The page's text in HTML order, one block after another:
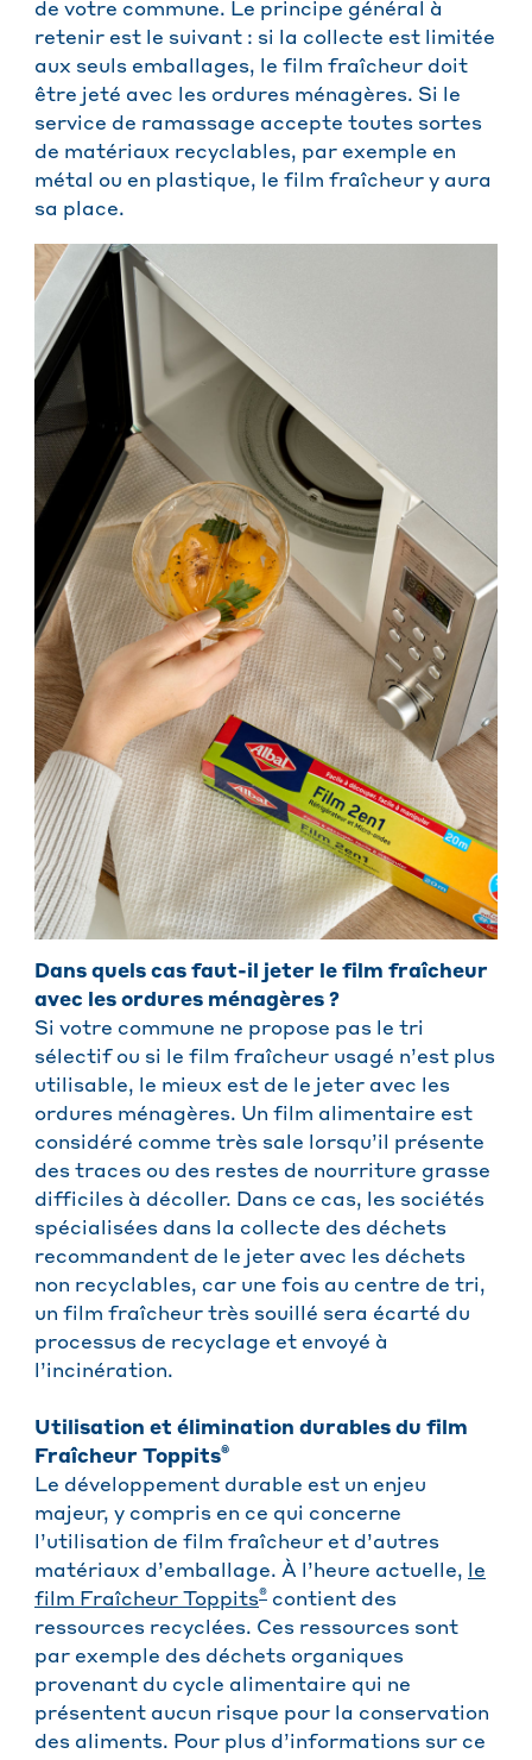
de votre commune. Le principe général à
retenir est le suivant : si la collecte est limitée
aux seuls emballages, le film fraîcheur doit
être jeté avec les ordures ménagères. Si le
service de ramassage accepte toutes sortes
de matériaux recyclables, par exemple en
métal ou en plastique, le film fraîcheur y aura
sa place.
Dans quels cas faut-il jeter le film fraîcheur
avec les ordures ménagères ?
Si votre commune ne propose pas le tri
sélectif ou si le film fraîcheur usagé n’est plus
utilisable, le mieux est de le jeter avec les
ordures ménagères. Un film alimentaire est
considéré comme très sale lorsqu’il présente
des traces ou des restes de nourriture grasse
difficiles à décoller. Dans ce cas, les sociétés
spécialisées dans la collecte des déchets
recommandent de le jeter avec les déchets
non recyclables, car une fois au centre de tri,
un film fraîcheur très souillé sera écarté du
processus de recyclage et envoyé à
l’incinération.
Utilisation et élimination durables du film
Fraîcheur Toppits®
Le développement durable est un enjeu
majeur, y compris en ce qui concerne
l’utilisation de film fraîcheur et d’autres
matériaux d’emballage. À l’heure actuelle,
le
film Fraîcheur Toppits® contient des
ressources recyclées. Ces ressources sont
par exemple des déchets organiques
provenant du cycle alimentaire qui ne
présentent aucun risque pour la conservation
des aliments. Pour plus d’informations sur ce